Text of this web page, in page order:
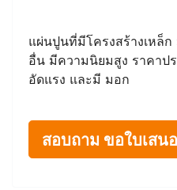
แผ่นปูนที่มีโครงสร้างเหล็
อื่น มีความนิยมสูง ราคาป
อัดแรง และมี มอก
สอบถาม ขอใบเสน